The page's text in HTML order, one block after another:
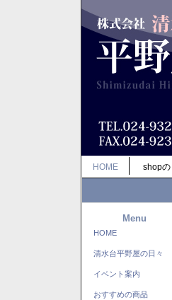
HOME shop
Menu
HOME
清水台平野屋の日々
イベント案内
おすすめの商品